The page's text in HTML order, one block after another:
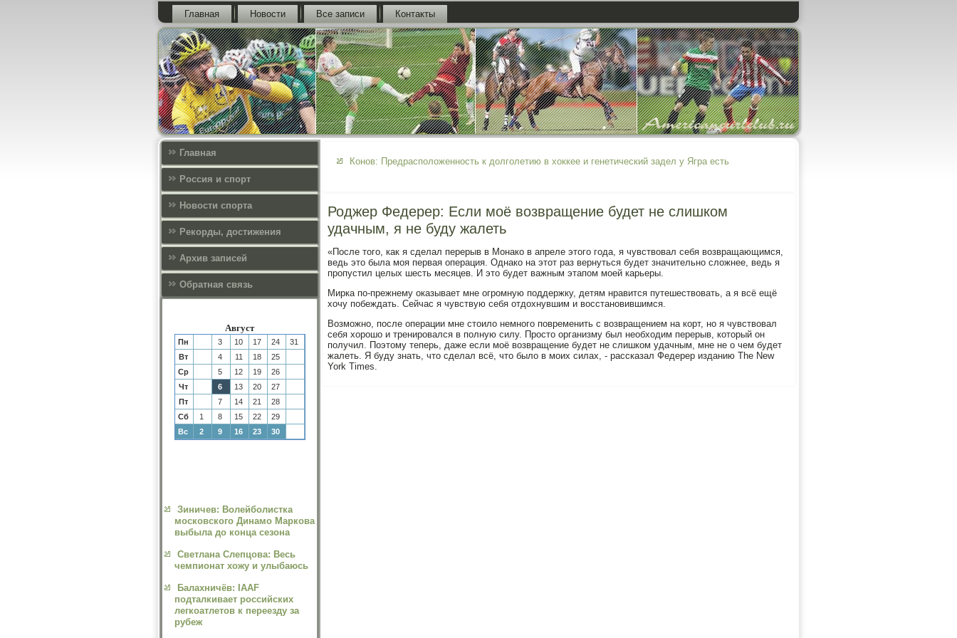
Главная Новости Все записи Контакты
Главная
Россия и спорт
Новости спорта
Рекорды, достижения
Архив записей
Обратная связь
Август
Пн 3 10 17 24
31
Вт
4 11 18
25
Ср
5 12 19
26
Чт
6 13 20
27
Пт
7 14 21
28
Сб
1 8 15 22
29
Вс
2 9 16 23 30
Зиничев: Волейболистка
московского Динамо Маркова
выбыла до конца сезона
Светлана Слепцова: Весь
чемпионат хожу и улыбаюсь
Балахничёв: IAAF
подталкивает российских
легкоатлетов к переезду за
рубеж
Конов: Предрасположенность к долголетию в хоккее и генетический задел у Ягра есть
Роджер Федерер: Если моё возвращение будет не слишком
удачным, я не буду жалеть
«После того, как я сделал перерыв в Монако в апреле этого года, я чувствовал себя возвращающимся,
ведь это была моя первая операция. Однако на этот раз вернуться будет значительно сложнее, ведь я
пропустил целых шесть месяцев. И это будет важным этапом моей карьеры.
Мирка по-прежнему оказывает мне огромную поддержку, детям нравится путешествовать, а я всё ещё
хочу побеждать. Сейчас я чувствую себя отдохнувшим и восстановившимся.
Возможно, после операции мне стоило немного повременить с возвращением на корт, но я чувствовал
себя хорошо и тренировался в полную силу. Просто организму был необходим перерыв, который он
получил. Поэтому теперь, даже если моё возвращение будет не слишком удачным, мне не о чем будет
жалеть. Я буду знать, что сделал всё, что было в моих силах, - рассказал Федерер изданию The New
York Times.